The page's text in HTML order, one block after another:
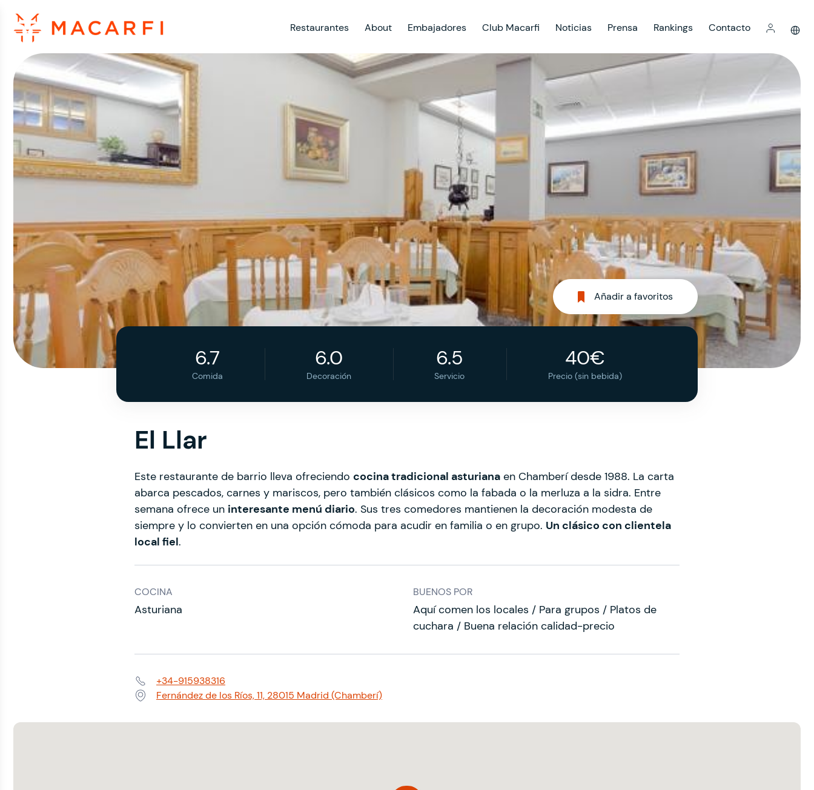
Restaurantes About Embajadores Club Macarfi Noticias Prensa Rankings Contacto
Añadir a favoritos
6.7
Comida
6.0
Decoración
6.5
Servicio
40€
Precio (sin bebida)
El Llar
Este restaurante de barrio lleva ofreciendo cocina tradicional asturiana en Chamberí desde 1988. La carta
abarca pescados, carnes y mariscos, pero también clásicos como la fabada o la merluza a la sidra. Entre
semana ofrece un interesante menú diario. Sus tres comedores mantienen la decoración modesta de
siempre y lo convierten en una opción cómoda para acudir en familia o en grupo. Un clásico con clientela
local fiel.
COCINA
Asturiana
BUENOS POR
Aquí comen los locales / Para grupos / Platos de
cuchara / Buena relación calidad-precio
Teléfono:+34-915938316
Dirección:Fernández de los Ríos, 11, 28015 Madrid (Chamberí)